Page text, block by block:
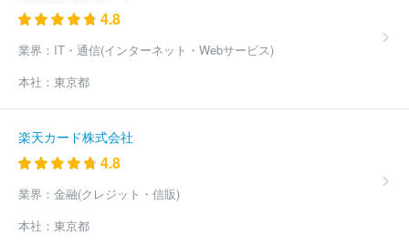
4.8
業界： IT・通信(インターネット・Webサービス)
本社： 東京都
楽天カード株式会社
4.8
業界： 金融(クレジット・信販)
本社： 東京都